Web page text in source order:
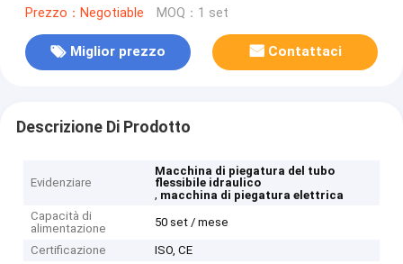
Prezzo：Negotiable MOQ：1 set
Miglior prezzo Contattaci
Descrizione Di Prodotto
Evidenziare
Macchina di piegatura del tubo
flessibile idraulico
, macchina di piegatura elettrica
Capacità di
alimentazione
50 set / mese
Certificazione
ISO, CE